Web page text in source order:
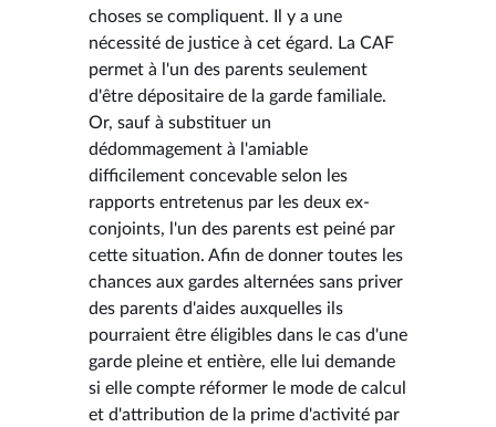
choses se compliquent. Il y a une
nécessité de justice à cet égard. La CAF
permet à l'un des parents seulement
d'être dépositaire de la garde familiale.
Or, sauf à substituer un
dédommagement à l'amiable
difficilement concevable selon les
rapports entretenus par les deux ex-
conjoints, l'un des parents est peiné par
cette situation. Afin de donner toutes les
chances aux gardes alternées sans priver
des parents d'aides auxquelles ils
pourraient être éligibles dans le cas d'une
garde pleine et entière, elle lui demande
si elle compte réformer le mode de calcul
et d'attribution de la prime d'activité par